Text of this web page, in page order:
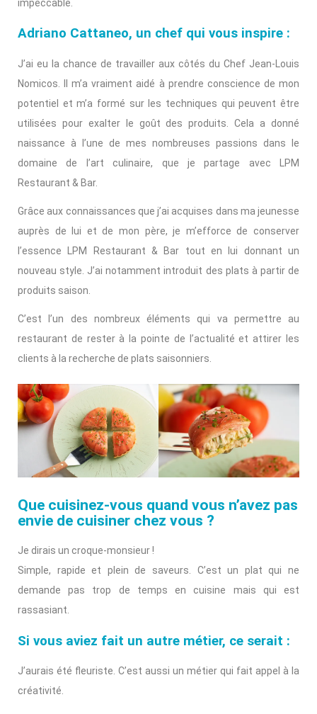
impeccable.
Adriano Cattaneo, un chef qui vous inspire :
J’ai eu la chance de travailler aux côtés du Chef Jean-Louis
Nomicos. Il m’a vraiment aidé à prendre conscience de mon
potentiel et m’a formé sur les techniques qui peuvent être
utilisées pour exalter le goût des produits. Cela a donné
naissance à l’une de mes nombreuses passions dans le
domaine de l’art culinaire, que je partage avec LPM
Restaurant & Bar.
Grâce aux connaissances que j’ai acquises dans ma jeunesse
auprès de lui et de mon père, je m’efforce de conserver
l’essence LPM Restaurant & Bar tout en lui donnant un
nouveau style. J’ai notamment introduit des plats à partir de
produits saison.
C’est l’un des nombreux éléments qui va permettre au
restaurant de rester à la pointe de l’actualité et attirer les
clients à la recherche de plats saisonniers.
Que cuisinez-vous quand vous n’avez pas
envie de cuisiner chez vous ?
Je dirais un croque-monsieur !
Simple, rapide et plein de saveurs. C’est un plat qui ne
demande pas trop de temps en cuisine mais qui est
rassasiant.
Si vous aviez fait un autre métier, ce serait :
J’aurais été fleuriste. C’est aussi un métier qui fait appel à la
créativité.